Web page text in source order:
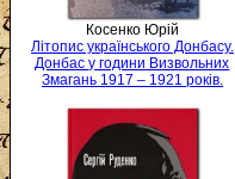
Косенко Юрій
Літопис українського Донбасу.
Донбас у години Визвольних
Змагань 1917 – 1921 років.